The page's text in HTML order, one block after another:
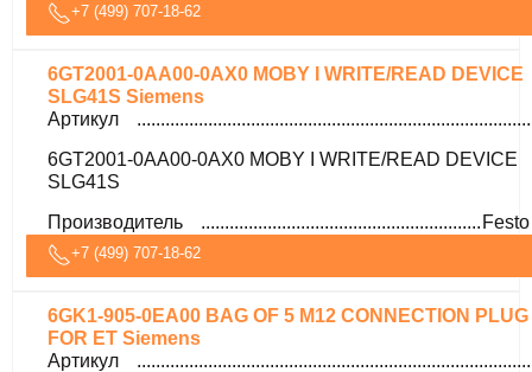
+7 (499) 707-18-62
6GT2001-0AA00-0AX0 MOBY I WRITE/READ DEVICE
SLG41S Siemens
Артикул
6GT2001-0AA00-0AX0 MOBY I WRITE/READ DEVICE
SLG41S
Производитель
Festo
+7 (499) 707-18-62
6GK1-905-0EA00 BAG OF 5 M12 CONNECTION PLUG
FOR ET Siemens
Артикул